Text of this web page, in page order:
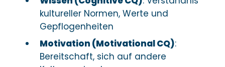
kultureller Normen, Werte und
Gepflogenheiten
Motivation (Motivational CQ):
Bereitschaft, sich auf andere